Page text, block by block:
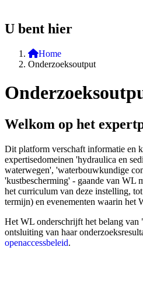
U bent hier
Home
Onderzoeksoutput
Welkom op het
Dit platform verschaft informatie en
expertisedomeinen 'hydraulica en
waterwegen', 'waterbouwkundige
'kustbescherming' - gaande van WL
het curriculum van deze instelling,
termijn) en evenementen waarin het
Het WL onderschrijft het belang van
ontsluiting van haar
openaccessbeleid.